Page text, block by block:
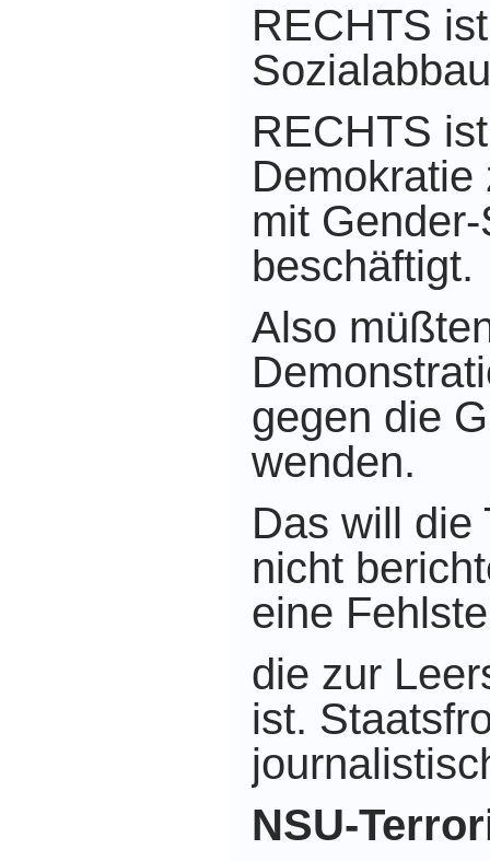
RECHTS
RECHTS
mit
beschäftigt.
Also
gegen die
wenden.
Das will die
nicht
eine
die zur
ist.
NSU-